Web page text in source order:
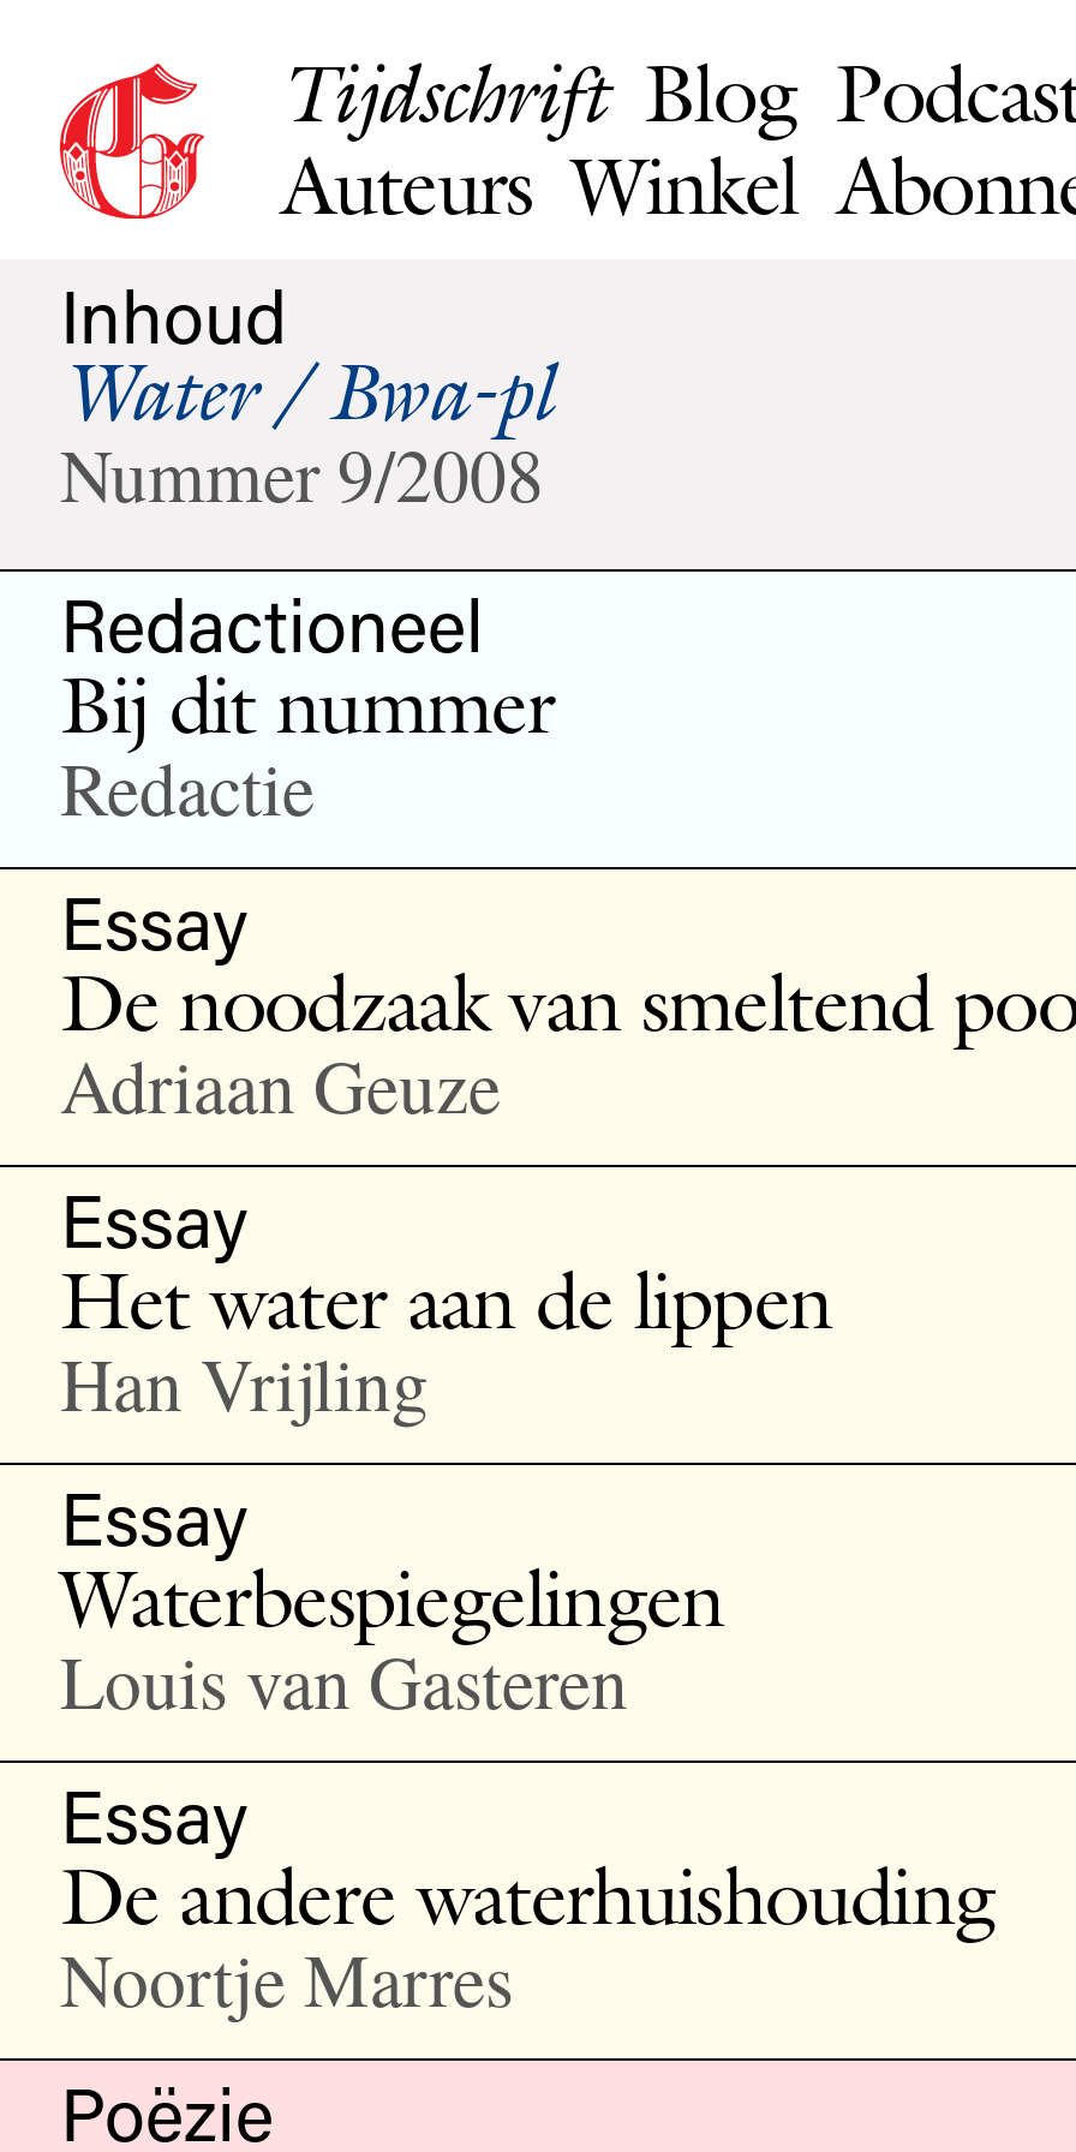
Tijdschrift Blog
Auteurs Winkel
Inhoud
Water / Bwa-pl
Nummer 9/2008
Redactioneel
Bij dit nummer
Redactie
Essay
De noodzaak van smeltend
Adriaan Geuze
Essay
Het water aan de lippen
Han Vrijling
Essay
Waterbespiegelingen
Louis van Gasteren
Essay
De andere waterhuishouding
Noortje Marres
Poëzie